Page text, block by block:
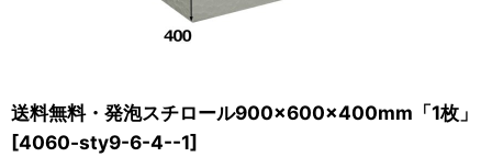
送料無料・発泡スチロール900×600×400mm「1枚」
[4060-sty9-6-4--1]